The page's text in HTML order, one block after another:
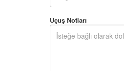
Uçuş Notları